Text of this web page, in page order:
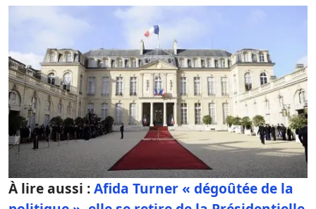
À lire aussi :Afida Turner « dégoûtée de la